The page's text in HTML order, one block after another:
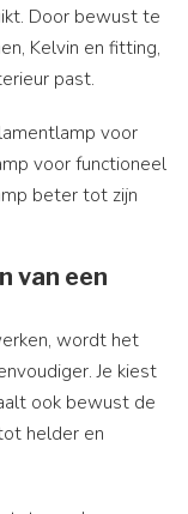
Door bewust te
Kelvin en fitting,
past.
voor
voor functioneel
beter tot zijn
van een
wordt het
Je kiest
ook bewust de
helder en